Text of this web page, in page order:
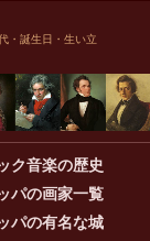
・誕生日・生い立
ク音楽の歴史
パの画家一覧
パの有名な城